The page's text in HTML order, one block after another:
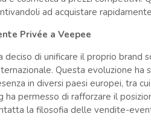
ad acquistare
Privée a Veepee
deciso di unificare il proprio brand
Questa evoluzione ha
in diversi paesi europei, tra
ha permesso di rafforzare il
la filosofia delle vendite-